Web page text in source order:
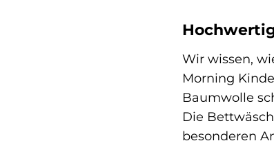
Wir wissen,
Morning
Baumwolle
Die
besonderen